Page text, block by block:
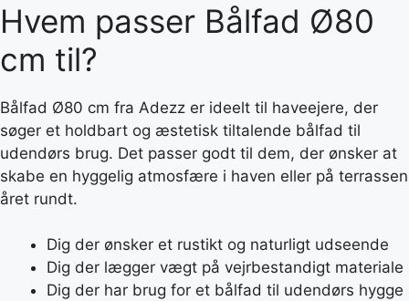
Hvem passer Bålfad Ø80
cm til?
Bålfad Ø80 cm fra Adezz er ideelt til haveejere, der
søger et holdbart og æstetisk tiltalende bålfad til
udendørs brug. Det passer godt til dem, der ønsker at
skabe en hyggelig atmosfære i haven eller på terrassen
året rundt.
Dig der ønsker et rustikt og naturligt udseende
Dig der lægger vægt på vejrbestandigt materiale
Dig der har brug for et bålfad til udendørs hygge